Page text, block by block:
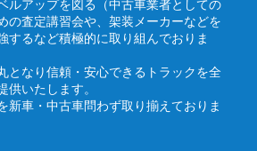
ルアップを図る（中古車業者としての
の査定講習会や、架装メーカーなどを
するなど積極的に取り組んでおりま
となり信頼・安心できるトラックを全
いたします。
新車・中古車問わず取り揃えておりま